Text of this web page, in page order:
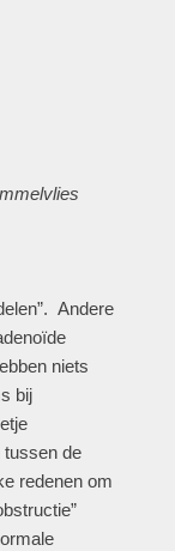
Andere
niets
bij
de
redenen om